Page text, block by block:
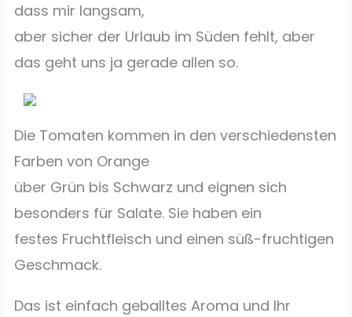
dass mir langsam,
aber sicher der Urlaub im Süden fehlt, aber
das geht uns ja gerade allen so.
Die Tomaten kommen in den verschiedensten
Farben von Orange
über Grün bis Schwarz und eignen sich
besonders für Salate. Sie haben ein
festes Fruchtfleisch und einen süß-fruchtigen
Geschmack.
Das ist einfach geballtes Aroma und Ihr